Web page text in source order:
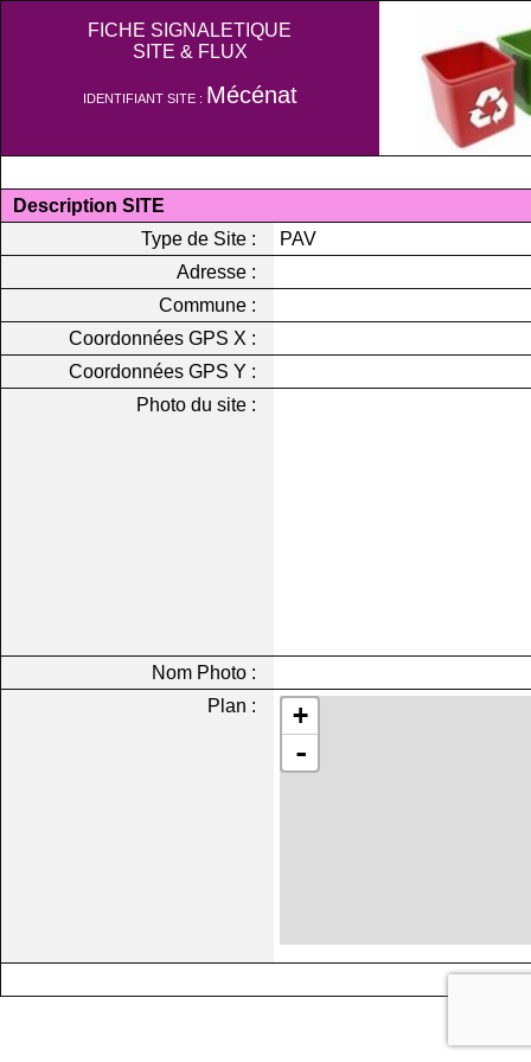
FICHE SIGNALETIQUE
SITE & FLUX
IDENTIFIANT SITE : Mécénat
Description SITE
Type de Site :
PAV
Adresse :
Commune :
Coordonnées GPS X :
Coordonnées GPS Y :
Photo du site :
Nom Photo :
Plan :
+
-